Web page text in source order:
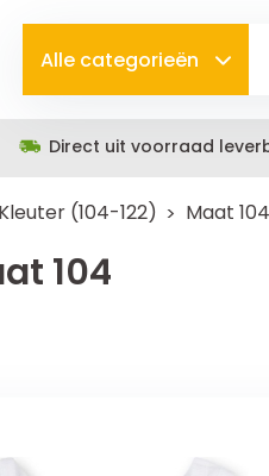
Alle categorieën
Direct uit voorraad
Kleuter (104-122) Maat
104